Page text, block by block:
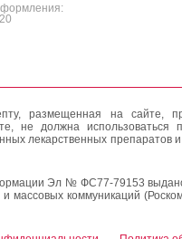
размещенная на сайте,
не должна использоваться
лекарственных препаратов
Эл № ФС77-79153
массовых коммуникаций